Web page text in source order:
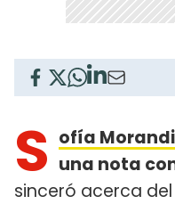
S ofía Morandi
una nota
sinceró acerca